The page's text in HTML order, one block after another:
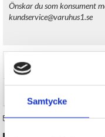
Samtycke
Önskar du som konsument
kundservice@varuhus1.se
RECENSIONER (0)
FRÅGA OSS OM VARAN